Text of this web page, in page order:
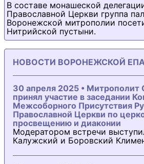
В составе монашеской
Православной Церкви группа
Воронежской митрополии
Нитрийской пустыни.
НОВОСТИ ВОРОНЕЖСКОЙ
30 апреля 2025 • Митрополит
принял участие в заседании
Межсоборного Присутствия
Православной Церкви по
просвещению и диаконии
Модератором встречи
Калужский и Боровский